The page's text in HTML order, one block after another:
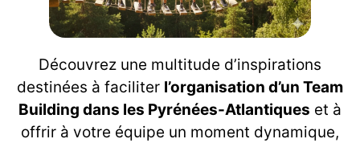
Découvrez une multitude d’inspirations
destinées à faciliter l’organisation d’un Team
Building dans les Pyrénées-Atlantiques et à
offrir à votre équipe un moment dynamique,